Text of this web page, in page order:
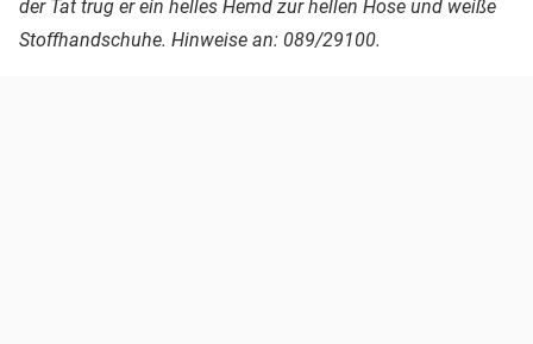
der Tat trug er ein helles Hemd zur hellen Hose und weiße
Stoffhandschuhe. Hinweise an: 089/29100.